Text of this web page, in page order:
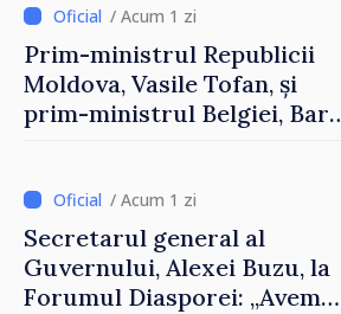
/ Acum 1 zi
Prim-ministrul Republicii
Moldova, Vasile Tofan, și
prim-ministrul Belgiei, Bart
al Republicii Moldova.
/ Acum 1 zi
Secretarul general al
Guvernului, Alexei Buzu, la
Forumul Diasporei: „Avem